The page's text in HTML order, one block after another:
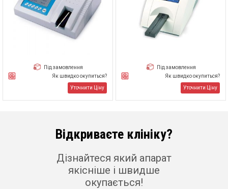
Під замовлення
Як швидко окупиться?
Уточнити Ціну
Під замовлення
Як швидко окупиться?
Уточнити Ціну
Відкриваєте клініку?
Дізнайтеся який апарат
якісніше і швидше
окупається!